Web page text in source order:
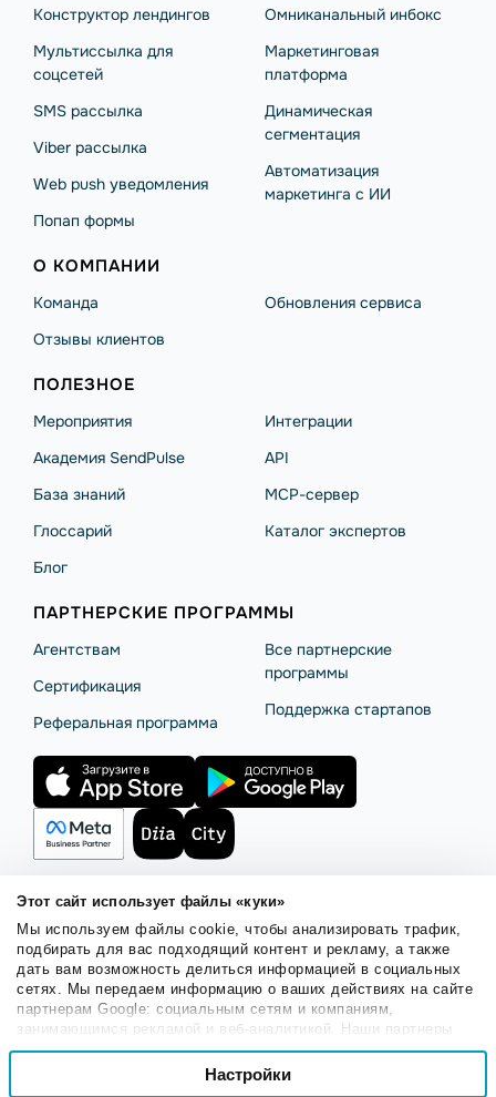
Этот сайт использует файлы «куки»
Мы используем файлы cookie, чтобы анализировать трафик,
подбирать для вас подходящий контент и рекламу, а также
дать вам возможность делиться информацией в социальных
сетях. Мы передаем информацию о ваших действиях на сайте
партнерам Google: социальным сетям и компаниям,
занимающимся рекламой и веб-аналитикой. Наши партнеры
могут комбинировать эти сведения с предоставленной вами
информацией, а также данными, которые они получили при
использовании вами их сервисов.
Выбор
Настройки
Конструктор лендингов
Мультиссылка для
соцсетей
SMS рассылка
Viber рассылка
Web push уведомления
Попап формы
Омниканальный инбокс
Маркетинговая
платформа
Динамическая
сегментация
Автоматизация
маркетинга с ИИ
О КОМПАНИИ
Команда
Отзывы клиентов
Обновления сервиса
ПОЛЕЗНОЕ
Мероприятия
Академия SendPulse
База знаний
Глоссарий
Блог
Интеграции
API
MCP-сервер
Каталог экспертов
ПАРТНЕРСКИЕ ПРОГРАММЫ
Агентствам
Сертификация
Реферальная программа
Все партнерские
программы
Поддержка стартапов
Правила использованияБезопасность SendPulse
Политика конфиденциальности Политика Cookies
© 2015 - 2026. ООО «СендПульс». Все права защищены.